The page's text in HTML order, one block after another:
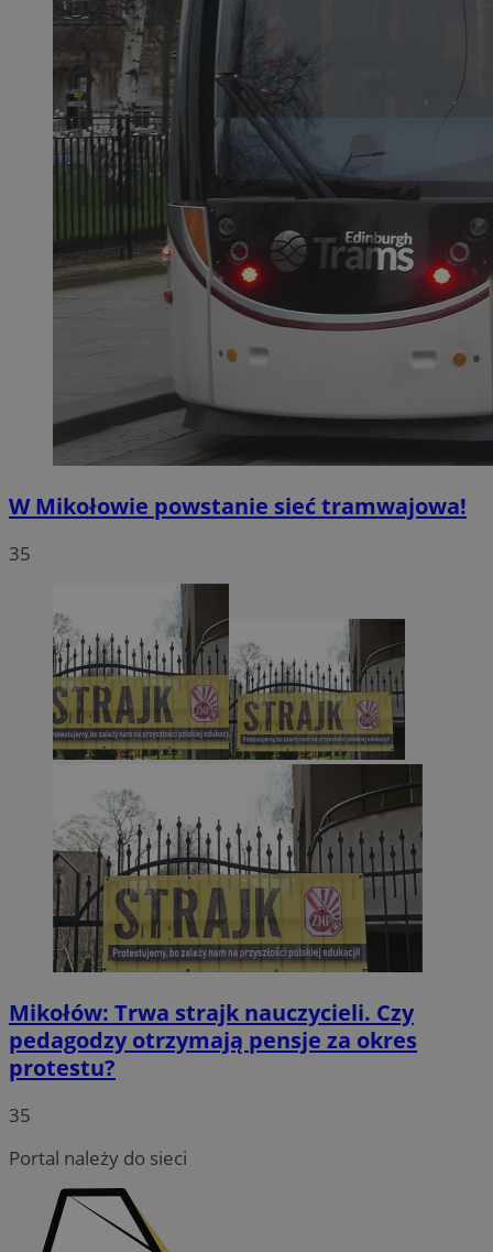
W Mikołowie powstanie sieć tramwajowa!
35
Mikołów: Trwa strajk nauczycieli. Czy
pedagodzy otrzymają pensje za okres
protestu?
35
Portal należy do sieci